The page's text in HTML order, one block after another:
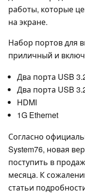
работы, которые
на экране.
Набор портов для
приличный и
Два порта USB
Два порта USB
HDMI
1G Ethernet
Согласно
System76, новая
поступить в
месяца. К
статьи